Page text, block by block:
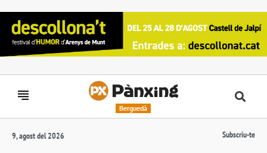
Berguedà
9, agost del 2026 Subscriu-te